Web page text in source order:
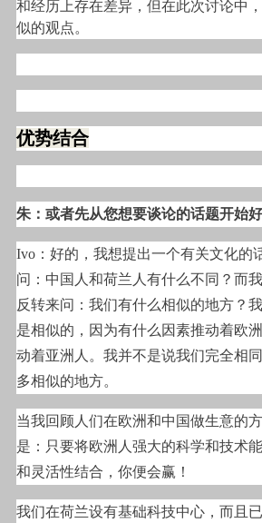
和经历上存在差异，但在此次讨论中
似的观点。
优势结合
朱：或者先从您想要谈论的话题开始
Ivo ：好的，我想提出一个有关文化的
问：中国人和荷兰人有什么不同？而
反转来问：我们有什么相似的地方？
是相似的，因为有什么因素推动着欧
动着亚洲人。我并不是说我们完全相
多相似的地方。
当我回顾人们在欧洲和中国做生意的
是：只要将欧洲人强大的科学和技术
和灵活性结合，你便会赢！
我们在荷兰设有基础科技中心，而且